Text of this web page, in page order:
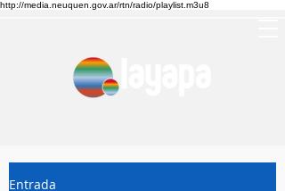
http://media.neuquen.gov.ar/rtn/radio/playlist.m3u8
Entrada